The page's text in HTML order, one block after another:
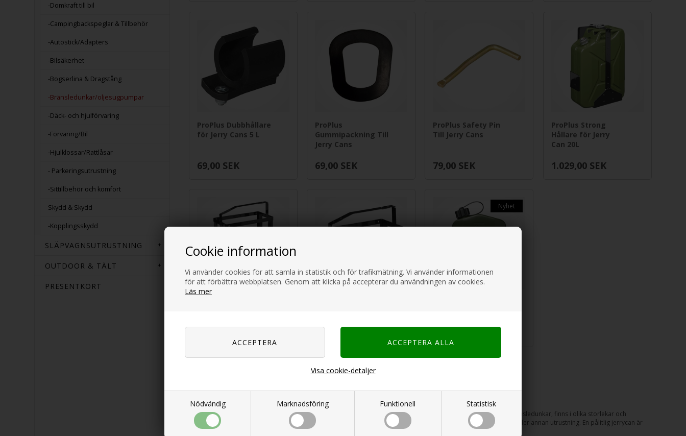
Cookie information
Vi använder cookies för att samla in statistik och för trafikmätning. Vi använder informationen
för att förbättra webbplatsen. Genom att klicka på accepterar du användningen av cookies.
Läs mer
Nödvändig Marknadsföring Funktionell Statistisk
Visa cookie-detaljer
-Domkraft till bil
-Campingbackspeglar & Tillbehör
-Autostick/Adapters
-Bilsäkerhet
-Bogserlina & Dragstång
-Bränsledunkar/oljesugpumpar
-Däck- och hjulförvaring
-Förvaring/Bil
-Hjulklossar/Rattlåsar
- Parkeringsutrustning
-Sittillbehör och komfort
Skydd & Skydd
-Kopplingsskydd
SLÄPVAGNSUTRUSTNING
OUTDOOR & TÄLT
PRESENTKORT
ProPlus Dubbhållare
för Jerry Cans 5 L
69,00 SEK
ProPlus
Gummipackning Till
Jerry Cans
69,00 SEK
ProPlus Safety Pin
Till Jerry Cans
79,00 SEK
ProPlus Strong
Hållare för Jerry
Can 20L
1.029,00 SEK
465,00
Nyhet
Jerrycans är väsentliga för säker förvaring och transport av bränsle. Dessa robusta behållare, även kända som bränsledunkar, finns i olika storlekar och
material. De är designade för att förvara och transportera bränsle säkert, vare sig det är för fordon, generatorer eller annan utrustning. En pålitlig jerrycan är
nödvändig för alla som regelbundet hanterar bränsle.